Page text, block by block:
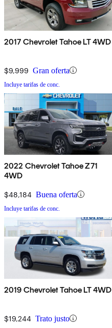
2017 Chevrolet Tahoe LT 4WD
$9,999 Gran oferta
Incluye tarifas de conc.
2022 Chevrolet Tahoe Z71
4WD
$48,184 Buena oferta
Incluye tarifas de conc.
2019 Chevrolet Tahoe LT 4WD
$19,244 Trato justo